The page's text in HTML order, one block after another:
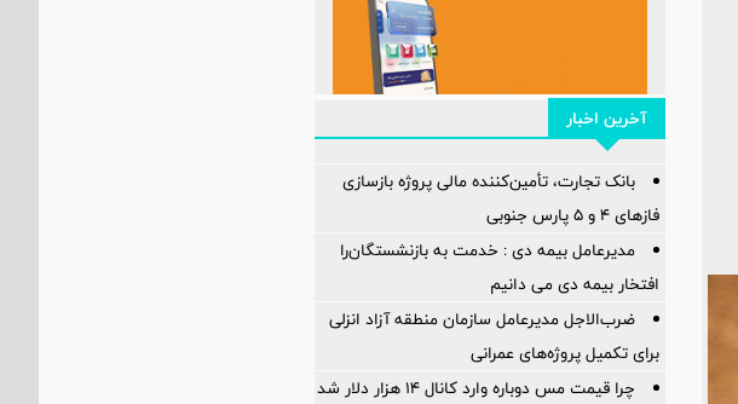
آخرین اخبار
بانک تجارت، تأمین‌کننده مالی پروژه بازسازی
فازهای ۴ و ۵ پارس جنوبی
مدیرعامل بیمه دی : خدمت به بازنشستگان‌را
افتخار بیمه دی می دانیم
ضرب‌الاجل مدیرعامل سازمان منطقه آزاد انزلی
برای تكمیل پروژه‌های عمرانی
چرا قیمت مس دوباره وارد کانال ۱۴ هزار دلار شد